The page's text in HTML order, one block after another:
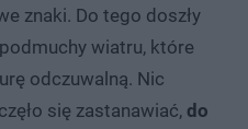
znaki. Do tego doszły
wiatru, które
odczuwalną. Nic
się zastanawiać, do